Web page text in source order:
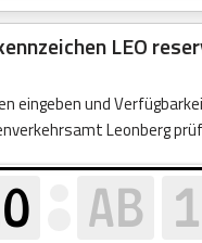
LEO
eingeben und
Leonberg